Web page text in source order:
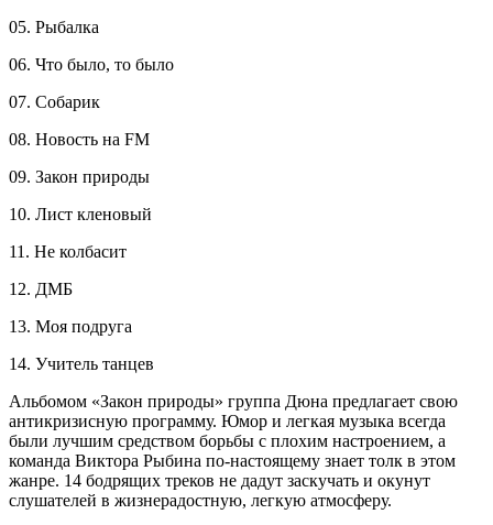
05. Рыбалка
06. Что было, то было
07. Собарик
08. Новость на FM
09. Закон природы
10. Лист кленовый
11. Не колбасит
12. ДМБ
13. Моя подруга
14. Учитель танцев
Альбомом «Закон природы» группа Дюна предлагает свою
антикризисную программу. Юмор и легкая музыка всегда
были лучшим средством борьбы с плохим настроением, а
команда Виктора Рыбина по-настоящему знает толк в этом
жанре. 14 бодрящих треков не дадут заскучать и окунут
слушателей в жизнерадостную, легкую атмосферу.